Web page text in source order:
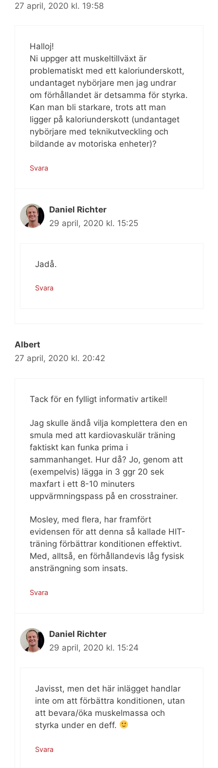
27 april, 2020 kl. 19:58
Halloj!
Ni uppger att muskeltillväxt är
problematiskt med ett kaloriunderskott,
undantaget nybörjare men jag undrar
om förhållandet är detsamma för styrka.
Kan man bli starkare, trots att man
ligger på kaloriunderskott (undantaget
nybörjare med teknikutveckling och
bildande av motoriska enheter)?
Svara
Daniel Richter
29 april, 2020 kl. 15:25
Jadå.
Svara
Albert
27 april, 2020 kl. 20:42
Tack för en fylligt informativ artikel!
Jag skulle ändå vilja komplettera den en
smula med att kardiovaskulär träning
faktiskt kan funka prima i
sammanhanget. Hur då? Jo, genom att
(exempelvis) lägga in 3 ggr 20 sek
maxfart i ett 8-10 minuters
uppvärmningspass på en crosstrainer.
Mosley, med flera, har framfört
evidensen för att denna så kallade HIT-
träning förbättrar konditionen effektivt.
Med, alltså, en förhållandevis låg fysisk
ansträngning som insats.
Svara
Daniel Richter
29 april, 2020 kl. 15:24
Javisst, men det här inlägget handlar
inte om att förbättra konditionen, utan
att bevara/öka muskelmassa och
styrka under en deff.
Svara